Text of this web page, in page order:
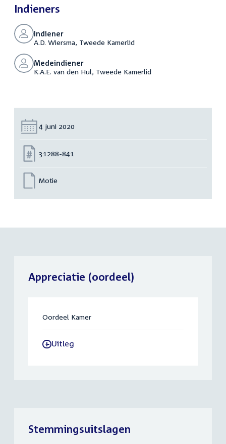
Indieners
Indiener
A.D. Wiersma, Tweede Kamerlid
Medeindiener
K.A.E. van den Hul, Tweede Kamerlid
Datum:
4 juni 2020
Nummer:
31288-841
Motie
Appreciatie (oordeel)
Oordeel Kamer
-Uitleg
Stemmingsuitslagen